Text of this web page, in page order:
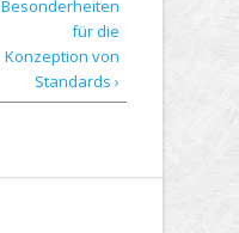
Besonderheiten
für die
Konzeption von
Standards ›